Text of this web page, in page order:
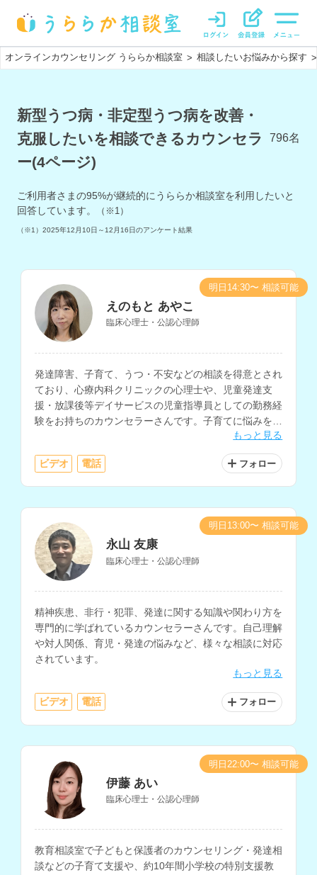
オンラインカウンセリング うららか相談室 > 相談したいお悩みから探す >
新型うつ病・非定型うつ病を改善・
克服したいを相談できるカウンセラ
ー(4ページ)
796名
ご利用者さまの95%が継続的にうららか相談室を利用したいと
回答しています。
（※1）
（※1） 2025年12月10日～12月16日のアンケート結果
えのもと あやこ
臨床心理士・公認心理師
発達障害、子育て、うつ・不安などの相談を得意とされ
ており、心療内科クリニックの心理士や、児童発達支
援・放課後等デイサービスの児童指導員としての勤務経
験をお持ちのカウンセラーさんです。子育てに悩みを抱
える方への子育てコーチングも得意とされています。
もっと見る
ビデオ 電話 フォロー
明日14:30〜 相談可能
永山 友康
臨床心理士・公認心理師
精神疾患、非行・犯罪、発達に関する知識や関わり方を
専門的に学ばれているカウンセラーさんです。自己理解
や対人関係、育児・発達の悩みなど、様々な相談に対応
されています。
もっと見る
ビデオ 電話 フォロー
明日13:00〜 相談可能
伊藤 あい
臨床心理士・公認心理師
教育相談室で子どもと保護者のカウンセリング・発達相
談などの子育て支援や、約10年間小学校の特別支援教
明日22:00〜 相談可能